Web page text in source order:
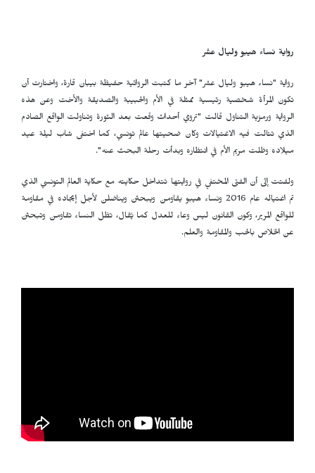
رواية نساء هيبو وليال عشر
رواية "نساء هيبو وليال عشر" آخر ما كتبت الروائية حفيظة بيبان قارة، واختارت أن
تكون المرأة شخصية رئيسية ممثلة في الأم والحبيبة والصديقة والأخت وعن هذه
الرواية ورمزية التناول قالت "تروي أحداث وقعت بعد الثورة وتناولت الواقع الصادم
الذي تتالت فيه الاغتيالات وكان ضحيتها عالم تونسي، كما اختفى شاب ليلة عيد
ميلاده وظلت مريم الأم في انتظاره وبدأت رحلة البحث عنه".
ولفتت إلى أن الفتى المختفي في روايتها تتداخل حكايته مع حكاية العالم التونسي الذي
تم اغتياله عام 2016 ونساء هيبو يقاومن ويبحثن ويناضلن لأجل إيجاده في مقاومة
للواقع المرير، وكون القانون ليس وعاء للعدل كما يُقال، تظل النساء تقاومن وتبحثن
عن الخلاص بالحب والمقاومة والعلم.